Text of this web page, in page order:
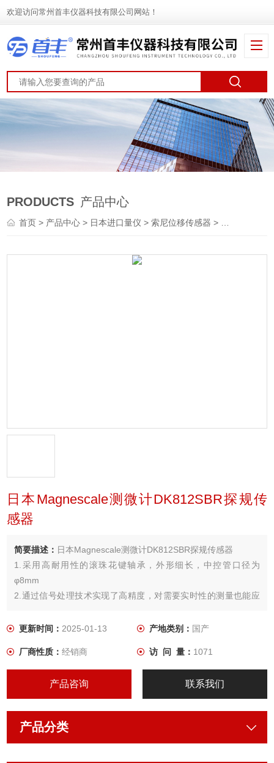
欢迎访问常州首丰仪器科技有限公司网站！
PRODUCTS 产品中心
首页> 产品中心 > 日本进口量仪 >索尼位移传感器 > 日本Magnescale测微计DK812SBR探规传感器
日本Magnescale测微计DK812SBR探规传
感器
简要描述： 日本Magnescale测微计DK812SBR探规传感器
1.采用高耐用性的滚珠花键轴承，外形细长，中控管口径为
φ8mm
2.通过信号处理技术实现了高精度，对需要实时性的测量也能应
更新时间：2025-01-13 产地类别： 国产
厂商性质：经销商 访 问 量： 1071
产品咨询 联系我们
产品分类